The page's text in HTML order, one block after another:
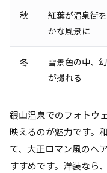
秋
紅葉が温泉街
かな風景に
冬
雪景色の中、
が撮れる
銀山温泉でのフォトウ
映えるのが魅力です。
て、大正ロマン風のヘ
すすめです。洋装なら